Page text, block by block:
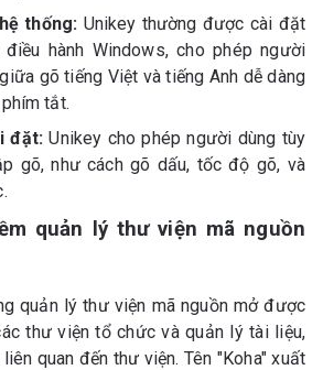
thống: Unikey thường được cài đặt
hành Windows, cho phép người
gõ tiếng Việt và tiếng Anh dễ dàng
tắt.
đặt: Unikey cho phép người dùng tùy
gõ, như cách gõ dấu, tốc độ gõ, và
quản lý thư viện mã nguồn
quản lý thư viện mã nguồn mở được
thư viện tổ chức và quản lý tài liệu,
quan đến thư viện. Tên "Koha" xuất